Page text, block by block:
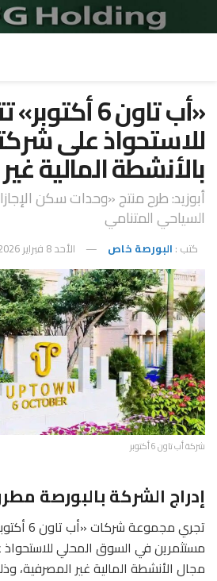
«أب تاون 6
للاستحواذ على
بالأنشطة المالية
أبوزيد: طرح منتج «وحدات سكن
السياحي المتنامي
كتب : البورصة خاص الأحد 8 فبراير 2026
شركة أب تاون 6 أكتوبر
إدراج الشركة بالبورصة مطروح
تجري
مستثمرين في السوق المحلي
مجال الأنشطة المالية غير المصرفية،